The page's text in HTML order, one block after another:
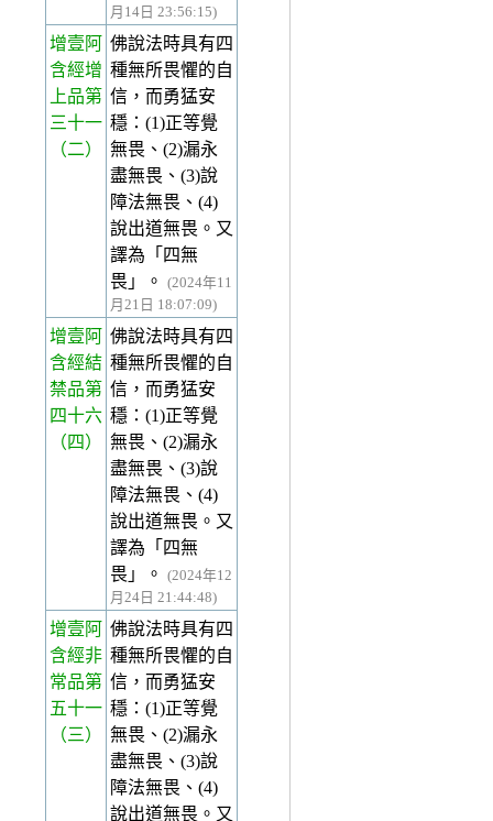
月14日 23:56:15)
增壹阿
含經增
上品第
三十一
（二）
佛說法時具有四
種無所畏懼的自
信，而勇猛安
穩：(1)正等覺
無畏、(2)漏永
盡無畏、(3)說
障法無畏、(4)
說出道無畏。又
譯為「四無
畏」。
(2024年11
月21日 18:07:09)
增壹阿
含經結
禁品第
四十六
（四）
佛說法時具有四
種無所畏懼的自
信，而勇猛安
穩：(1)正等覺
無畏、(2)漏永
盡無畏、(3)說
障法無畏、(4)
說出道無畏。又
譯為「四無
畏」。
(2024年12
月24日 21:44:48)
增壹阿
含經非
常品第
五十一
（三）
佛說法時具有四
種無所畏懼的自
信，而勇猛安
穩：(1)正等覺
無畏、(2)漏永
盡無畏、(3)說
障法無畏、(4)
說出道無畏。又